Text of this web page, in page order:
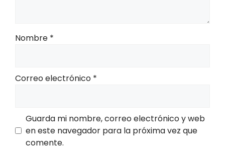
Nombre *
Correo electrónico *
Guarda mi nombre, correo electrónico y web
en este navegador para la próxima vez que
comente.